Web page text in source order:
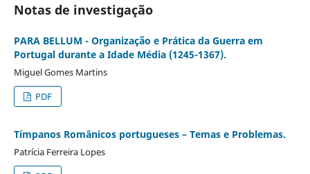
Notas de investigação
PARA BELLUM - Organização e Prática da Guerra em
Portugal durante a Idade Média (1245-1367).
Miguel Gomes Martins
PDF
Tímpanos Românicos portugueses – Temas e Problemas.
Patrícia Ferreira Lopes